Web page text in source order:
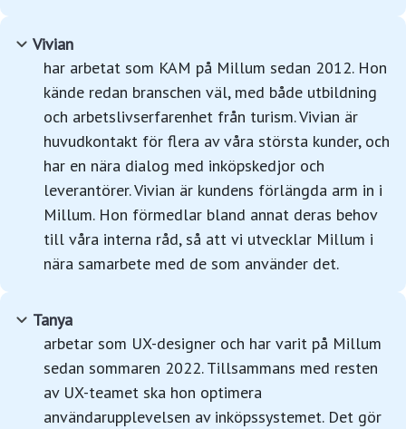
Vivian
har arbetat som KAM på Millum sedan 2012. Hon
kände redan branschen väl, med både utbildning
och arbetslivserfarenhet från turism. Vivian är
huvudkontakt för flera av våra största kunder, och
har en nära dialog med inköpskedjor och
leverantörer. Vivian är kundens förlängda arm in i
Millum. Hon förmedlar bland annat deras behov
till våra interna råd, så att vi utvecklar Millum i
nära samarbete med de som använder det.
Tanya
arbetar som UX-designer och har varit på Millum
sedan sommaren 2022. Tillsammans med resten
av UX-teamet ska hon optimera
användarupplevelsen av inköpssystemet. Det gör